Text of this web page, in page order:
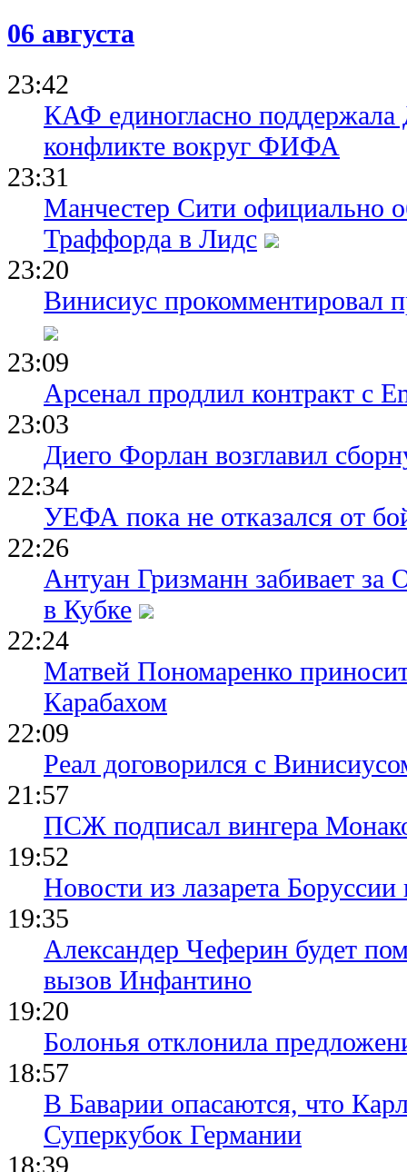
06 августа
23:42
КАФ единогласно
конфликте вокруг ФИФА
23:31
Манчестер Сити официально
Траффорда в Лидс
23:20
Винисиус прокомментировал
23:09
Арсенал продлил контракт с
23:03
Диего Форлан возглавил
22:34
УЕФА пока не отказался от
22:26
Антуан Гризманн забивает за
в Кубке
22:24
Матвей Пономаренко
Карабахом
22:09
Реал договорился с
21:57
ПСЖ подписал вингера
19:52
Новости из лазарета
19:35
Александер Чеферин будет
вызов Инфантино
19:20
Болонья отклонила
18:57
В Баварии опасаются, что
Суперкубок Германии
18:39